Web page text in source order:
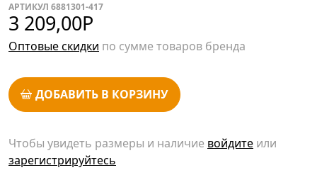
АРТИКУЛ 6881301-417
3 209,00Р
Оптовые скидки по сумме товаров бренда
ДОБАВИТЬ В КОРЗИНУ
Чтобы увидеть размеры и наличие войдите или
зарегистрируйтесь